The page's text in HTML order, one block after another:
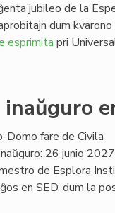
jubileo de la
dum kvarono
esprimita pri
Domo fare de Civila
26 junio
de Esplora
en SED, dum la